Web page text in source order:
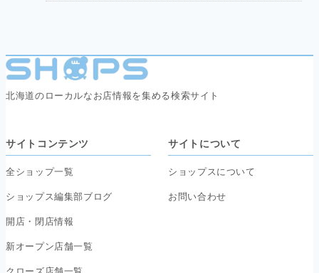
北海道のローカルなお店情報を集める検索サイト
サイトコンテンツ
全ショップ一覧
ショップス編集部ブログ
開店・閉店情報
新オープン店舗一覧
サイトについて
ショップスについて
お問い合わせ